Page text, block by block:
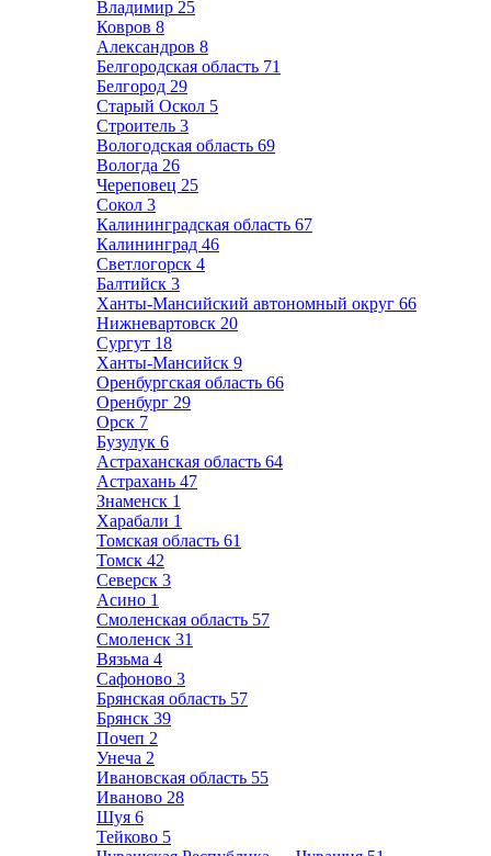
Владимир 25
Ковров 8
Александров 8
Белгородская область 71
Белгород 29
Старый Оскол 5
Строитель 3
Вологодская область 69
Вологда 26
Череповец 25
Сокол 3
Калининградская область 67
Калининград 46
Светлогорск 4
Балтийск 3
Ханты-Мансийский автономный округ 66
Нижневартовск 20
Сургут 18
Ханты-Мансийск 9
Оренбургская область 66
Оренбург 29
Орск 7
Бузулук 6
Астраханская область 64
Астрахань 47
Знаменск 1
Харабали 1
Томская область 61
Томск 42
Северск 3
Асино 1
Смоленская область 57
Смоленск 31
Вязьма 4
Сафоново 3
Брянская область 57
Брянск 39
Почеп 2
Унеча 2
Ивановская область 55
Иваново 28
Шуя 6
Тейково 5